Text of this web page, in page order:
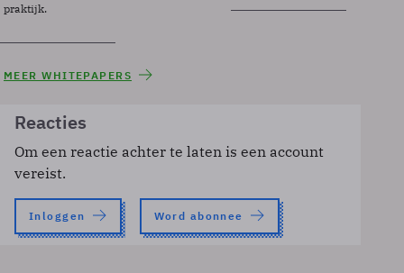
praktijk.
MEER WHITEPAPERS
Reacties
Om een reactie achter te laten is een account
vereist.
Inloggen Word abonnee